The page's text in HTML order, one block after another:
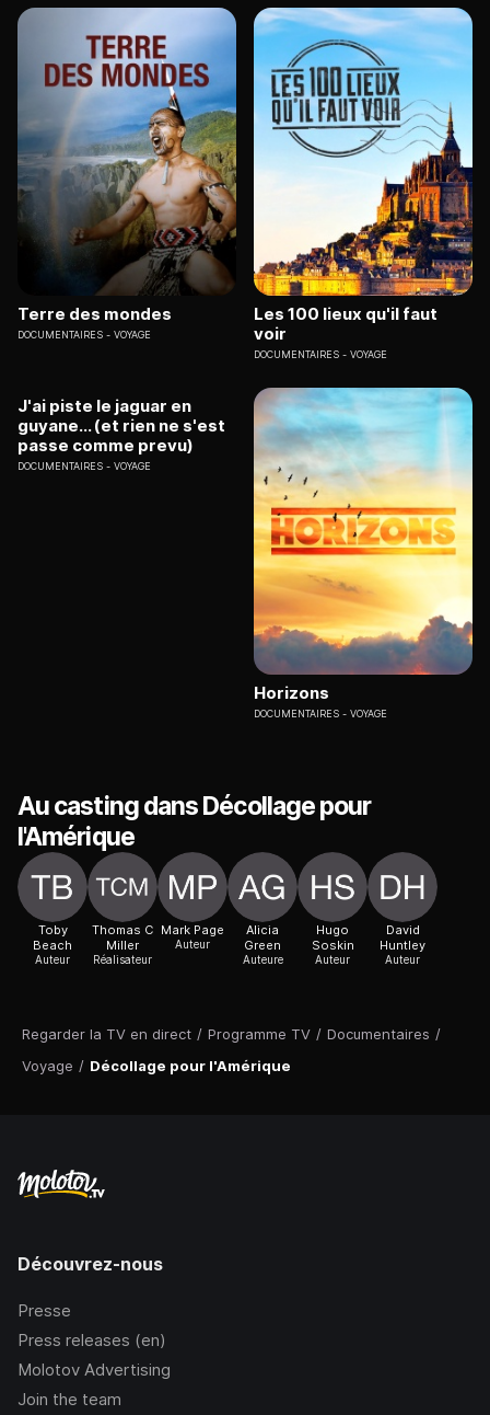
Regarder la TV en direct / Programme TV / Documentaires /
Voyage / Décollage pour l'Amérique
Terre des mondes
DOCUMENTAIRES VOYAGE
Les 100 lieux qu'il faut
voir
DOCUMENTAIRES VOYAGE
J'ai piste le jaguar en
guyane... (et rien ne s'est
passe comme prevu)
DOCUMENTAIRES VOYAGE
Horizons
DOCUMENTAIRES VOYAGE
Au casting dans Décollage pour
l'Amérique
Toby
Beach
Auteur
Thomas C
Miller
Réalisateur
Mark Page
Auteur
Alicia
Green
Auteure
Hugo
Soskin
Auteur
David
Huntley
Auteur
Découvrez-nous
Presse
Press releases (en)
Molotov Advertising
Join the team